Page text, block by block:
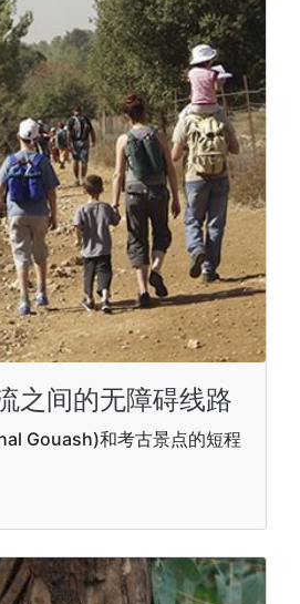
之间的无障碍线路
Gouash)和考古景点的短程